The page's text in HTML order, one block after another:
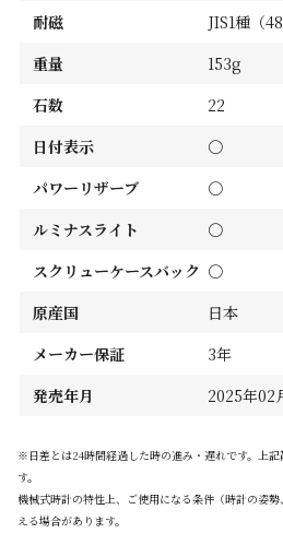
耐磁
JIS1種（
重量
153g
石数
22
日付表示
〇
パワーリザーブ
〇
ルミナスライト
〇
スクリューケースバック 〇
原産国
日本
メーカー保証
3年
発売年月
2025年02
※日差とは24時間経過した時の進み・遅れです。上
す。
機械式時計の特性上、ご使用になる条件（時計の姿
える場合があります。